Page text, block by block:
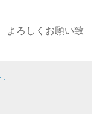
よろしくお願い致
: